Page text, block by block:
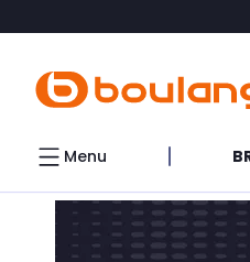
Accéder directement au
Menu